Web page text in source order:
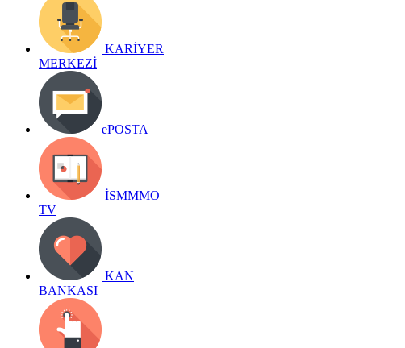
KARİYER
MERKEZİ
ePOSTA
İSMMMO
TV
KAN
BANKASI